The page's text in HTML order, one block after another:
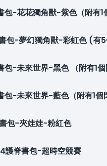
包-花花獨角獸-紫色（附有1
包-夢幻獨角獸-彩虹色 (有
包-未來世界-黑色 （附有1個
包-未來世界-藍色（附有1個
包-夾娃娃-粉紅色
護脊書包-超時空競賽